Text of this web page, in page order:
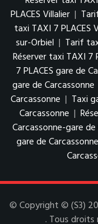
PLACES Villalier |
taxi TAXI 7 PLACES
sur-Orbiel | Tarif
Réserver taxi TAXI 7
7 PLACES gare de
gare de Carcassonne
Carcassonne | Taxi
Carcassonne |
Carcassonne-gare
gare de Carcassonne
© Copyright © (S3)
. Tous droits